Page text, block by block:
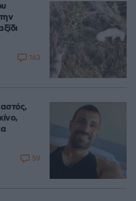
163
59